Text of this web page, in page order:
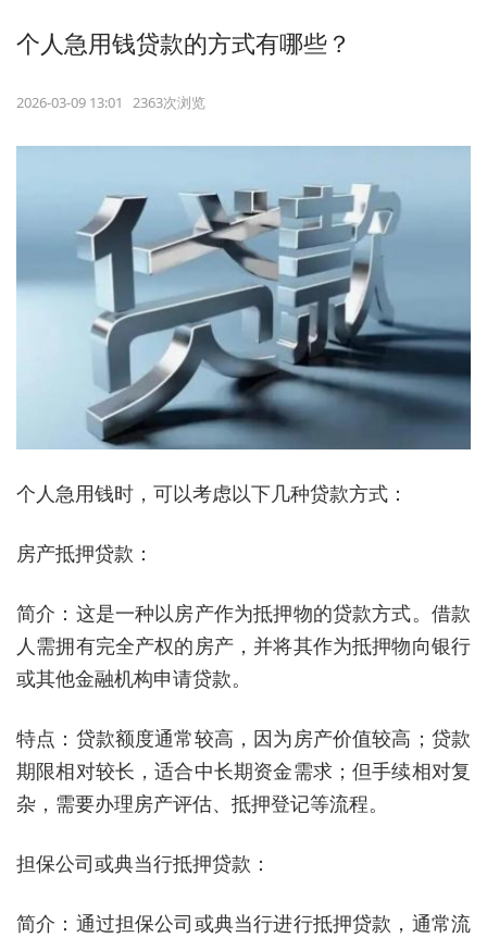
个人急用钱贷款的方式有哪些？
2026-03-09 13:01 2363次浏览
个人急用钱时，可以考虑以下几种贷款方式：
房产抵押贷款：
简介：这是一种以房产作为抵押物的贷款方式。借款
人需拥有完全产权的房产，并将其作为抵押物向银行
或其他金融机构申请贷款。
特点：贷款额度通常较高，因为房产价值较高；贷款
期限相对较长，适合中长期资金需求；但手续相对复
杂，需要办理房产评估、抵押登记等流程。
担保公司或典当行抵押贷款：
简介：通过担保公司或典当行进行抵押贷款，通常流